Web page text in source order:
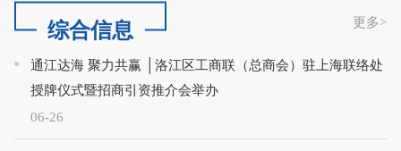
综合信息 更多>
06-26
通江达海 聚力共赢 │洛江区工商联（总商会）驻上海联络处
授牌仪式暨招商引资推介会举办